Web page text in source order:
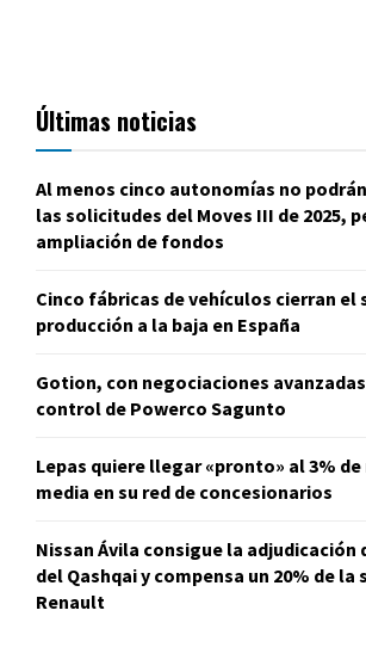
Últimas noticias
Al menos cinco autonomías no
las solicitudes del Moves III de 2025,
ampliación de fondos
Cinco fábricas de vehículos cierran el
producción a la baja en España
Gotion, con negociaciones
control de Powerco Sagunto
Lepas quiere llegar «pronto» al 3%
media en su red de concesionarios
Nissan Ávila consigue la adjudicación
del Qashqai y compensa un 20% de la
Renault